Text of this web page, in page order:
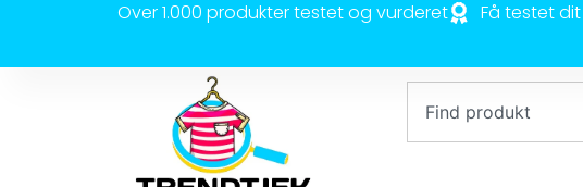
Over 1.000 produkter testet og vurderet Få testet